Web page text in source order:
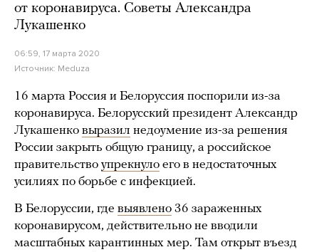
от коронавируса. Советы Александра
Лукашенко
06:59, 17 марта 2020
Источник: Meduza
16 марта Россия и Белоруссия поспорили из-за
коронавируса. Белорусский президент Александр
Лукашенко выразил недоумение из-за решения
России закрыть общую границу, а российское
правительство упрекнуло его в недостаточных
усилиях по борьбе с инфекцией.
В Белоруссии, где выявлено 36 зараженных
коронавирусом, действительно не вводили
масштабных карантинных мер. Там открыт въезд